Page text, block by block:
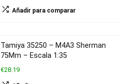
Añadir para comparar
Tamiya 35250 – M4A3 Sherman
75Mm – Escala 1:35
€28.19